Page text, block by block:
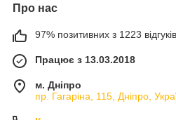
виробників, як Straight Razor,
інших перевірених і
Китаю. Вся продукція
якості.
Про нас
97% позитивних з 1223
Працює з 13.03.2018
м. Дніпро
пр. Гагаріна, 115, Дніпро,